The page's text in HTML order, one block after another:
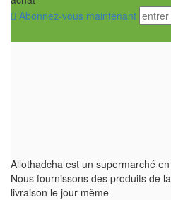
Abonnez-vous maintenant
Allothadcha est un supermarché
Nous fournissons des produits de
livraison le jour même